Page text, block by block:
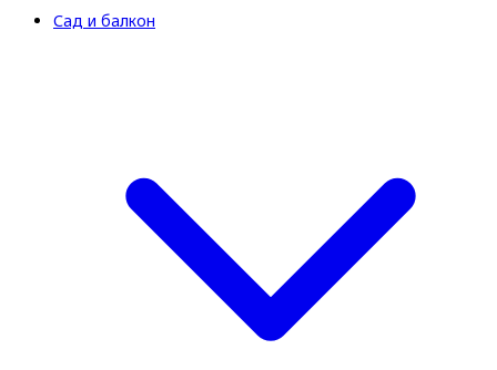
Сад и балкон